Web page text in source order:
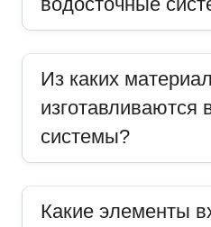
Из каких
изготавливаются
системы?
Какие элементы